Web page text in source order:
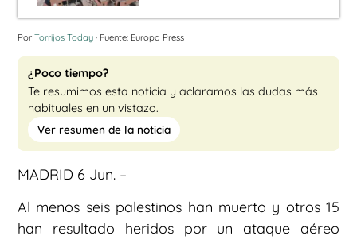
Por Torrijos Today · Fuente: Europa Press
¿Poco tiempo?
Te resumimos esta noticia y aclaramos las dudas más
habituales en un vistazo.
Ver resumen de la noticia
MADRID 6 Jun. –
Al menos seis palestinos han muerto y otros 15
han resultado heridos por un ataque aéreo